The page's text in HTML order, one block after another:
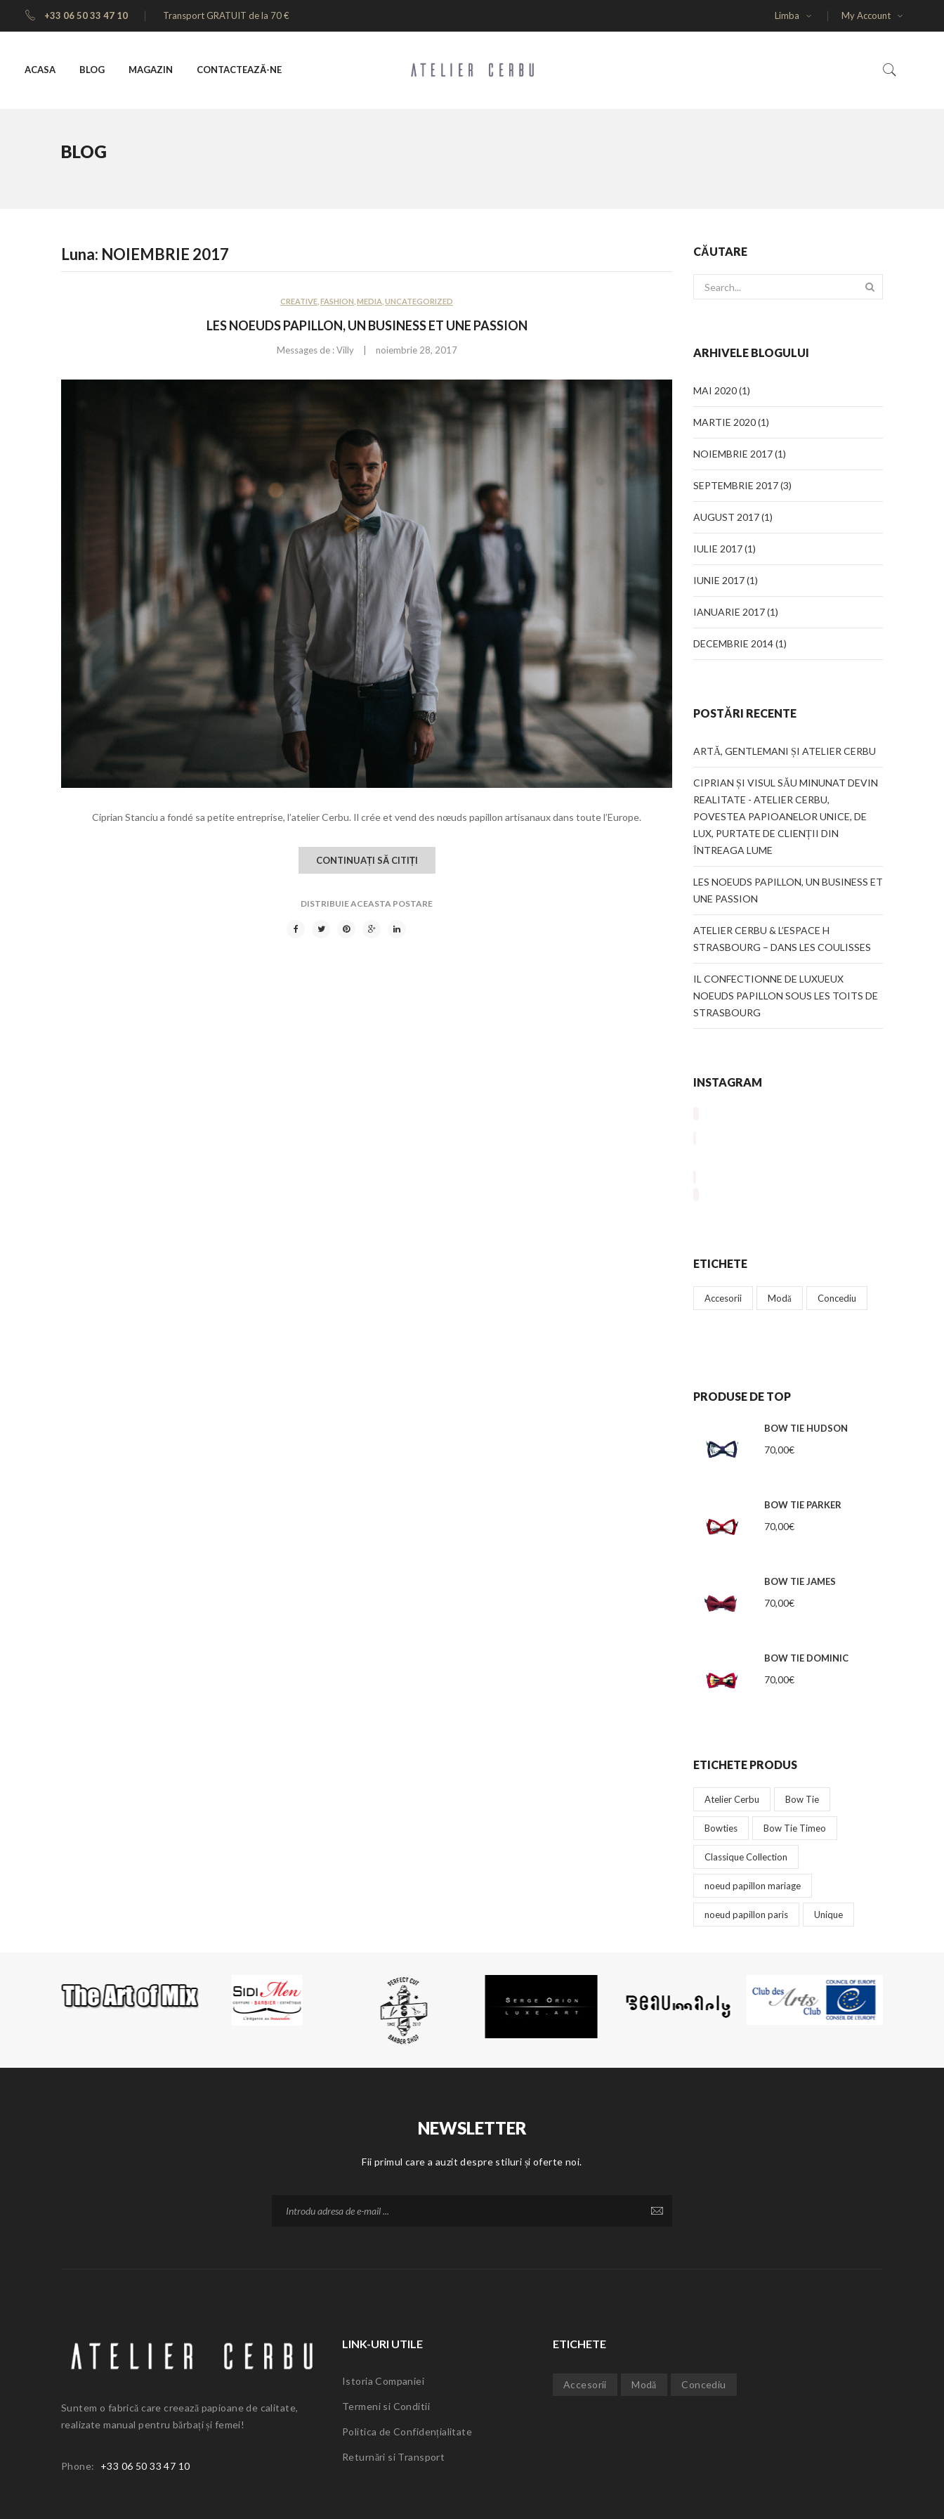
+33 06 50 33 47 10 Transport GRATUIT de la 70 € Limba My Account
ACASA BLOG MAGAZIN CONTACTEAZĂ-NE
BLOG
Luna: NOIEMBRIE 2017
CREATIVE FASHION MEDIA UNCATEGORIZED
LES NOEUDS PAPILLON, UN BUSINESS ET UNE PASSION
Messages de :Villy noiembrie 28, 2017
Ciprian Stanciu a fondé sa petite entreprise, l’atelier Cerbu. Il crée et vend des nœuds papillon artisanaux dans toute l’Europe.
CONTINUAȚI SĂ CITIȚI
DISTRIBUIE ACEASTA POSTARE
CĂUTARE
ARHIVELE BLOGULUI
MAI 2020(1)
MARTIE 2020(1)
NOIEMBRIE 2017(1)
SEPTEMBRIE 2017(3)
AUGUST 2017(1)
IULIE 2017(1)
IUNIE 2017(1)
IANUARIE 2017(1)
DECEMBRIE 2014(1)
POSTĂRI RECENTE
ARTĂ, GENTLEMANI ȘI ATELIER CERBU
CIPRIAN ȘI VISUL SĂU MINUNAT DEVIN
REALITATE - ATELIER CERBU,
POVESTEA PAPIOANELOR UNICE, DE
LUX, PURTATE DE CLIENȚII DIN
ÎNTREAGA LUME
LES NOEUDS PAPILLON, UN BUSINESS ET
UNE PASSION
ATELIER CERBU & L’ESPACE H
STRASBOURG – DANS LES COULISSES
IL CONFECTIONNE DE LUXUEUX
NOEUDS PAPILLON SOUS LES TOITS DE
STRASBOURG
INSTAGRAM
ETICHETE
Accesorii Modă Concediu
PRODUSE DE TOP
BOW TIE HUDSON
70,00€
BOW TIE PARKER
70,00€
BOW TIE JAMES
70,00€
BOW TIE DOMINIC
70,00€
ETICHETE PRODUS
Atelier Cerbu Bow Tie
Bowties Bow Tie Timeo
Classique Collection
noeud papillon mariage
noeud papillon paris Unique
NEWSLETTER
Fii primul care a auzit despre stiluri și oferte noi.
Suntem o fabrică care creează papioane de calitate,
realizate manual pentru bărbați și femei!
Phone: +33 06 50 33 47 10
LINK-URI UTILE
Istoria Companiei
Termeni si Conditii
Politica de Confidențialitate
Returnări si Transport
ETICHETE
Accesorii Modă Concediu